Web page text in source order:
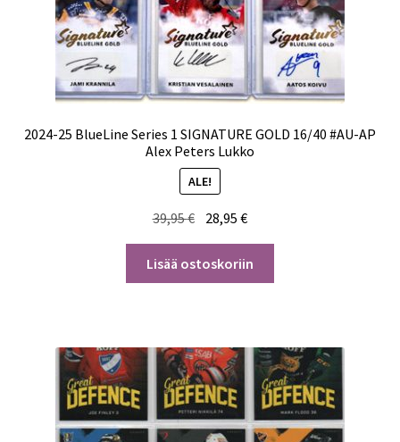
2024-25 BlueLine Series 1 SIGNATURE GOLD 16/40 #AU-AP
Alex Peters Lukko
ALE!
39,95€ Alkuperäinen
oli:
39,95 €.
28,95€Nykyinen
on:
28,95 €.
Lisää ostoskoriin